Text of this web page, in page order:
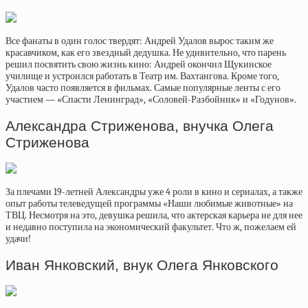
Все фанаты в один голос твердят: Андрей Удалов вырос таким же
красавчиком, как его звездный дедушка. Не удивительно, что парень
решил посвятить свою жизнь кино: Андрей окончил Щукинское
училище и устроился работать в Театр им. Вахтангова. Кроме того,
Удалов часто появляется в фильмах. Самые популярные ленты с его
участием — «Спасти Ленинград», «Соловей-Разбойник» и «Годунов».
Александра Стриженова, внучка Олега
Стриженова
За плечами 19-летней Александры уже 4 роли в кино и сериалах, а также
опыт работы телеведущей программы «Наши любимые животные» на
ТВЦ. Несмотря на это, девушка решила, что актерская карьера не для нее
и недавно поступила на экономический факультет. Что ж, пожелаем ей
удачи!
Иван Янковский, внук Олега Янковского